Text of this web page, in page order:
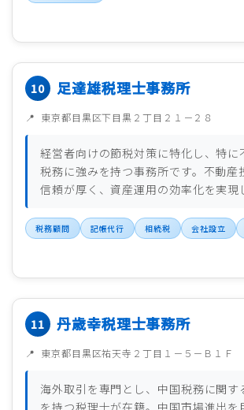
足達雄税理士事務所
東京都目黒区下目黒２丁目２１－２８
経営者向けの節税対策に特化し、特に
税務に強みを持つ事務所です。不動産
信頼が厚く、資産運用の効率化を実現
税務顧問 記帳代行 相続税 会社設立
丹歳幸税理士事務所
東京都目黒区祐天寺２丁目１－５－Ｂ１Ｆ
海外取引を専門とし、中国税務に関す